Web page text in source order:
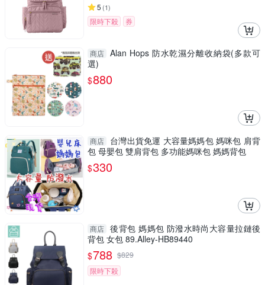
5 (1)
限時下殺 券
商店 Alan Hops 防水乾濕分離收納袋(多款可
選)
$880
商店
台灣出貨免運 大容量媽媽包 媽咪包 肩背
包 母嬰包 雙肩背包 多功能媽咪包 媽媽背包
$330
商店 後背包 媽媽包 防潑水時尚大容量拉鏈後
背包 女包 89.Alley-HB89440
$788 $829
限時下殺